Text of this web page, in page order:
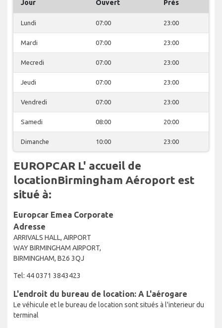
Jour Ouvert Près
Lundi 07:00 23:00
Mardi 07:00 23:00
Mecredi 07:00 23:00
Jeudi 07:00 23:00
Vendredi 07:00 23:00
Samedi 08:00 20:00
Dimanche 10:00 23:00
EUROPCAR L' accueil de
locationBirmingham Aéroport est
situé à:
Europcar Emea Corporate
Adresse
ARRIVALS HALL, AIRPORT
WAY BIRMINGHAM AIRPORT,
BIRMINGHAM, B26 3QJ
Tel: 44 0371 3843423
L'endroit du bureau de location: A L'aérogare
Le véhicule et le bureau de location sont situés à l'interieur du
terminal